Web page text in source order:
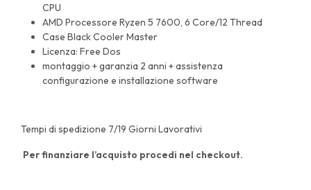
CPU
AMD Processore Ryzen 5 7600, 6 Core/12 Thread
Case Black Cooler Master
Licenza: Free Dos
montaggio + garanzia 2 anni + assistenza
configurazione e installazione software
Tempi di spedizione 7/19 Giorni Lavorativi
Per finanziare l’acquisto procedi nel checkout.